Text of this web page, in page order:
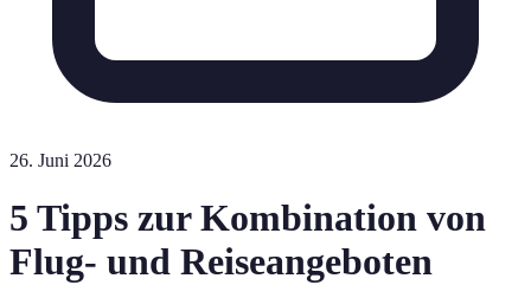
26. Juni 2026
5 Tipps zur Kombination von
Flug- und Reiseangeboten